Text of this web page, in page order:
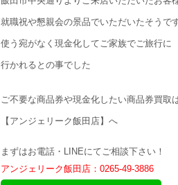
就職祝や懇親会の景品でいただいたそうで
使う宛がなく現金化してご家族でご旅行に
行かれるとの事でした
ご不要な商品券や現金化したい商品券買取
【アンジェリーク飯田店】へ
まずはお電話・LINEにてご相談下さい！
アンジェリーク飯田店：0265-49-3886